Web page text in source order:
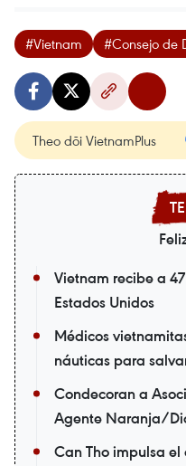
#Vietnam #Consejo de
Theo dõi VietnamPlus
Vietnam recibe a
Estados Unidos
Médicos
náuticas para
Condecoran a
Agente Naranja/
Can Tho impulsa